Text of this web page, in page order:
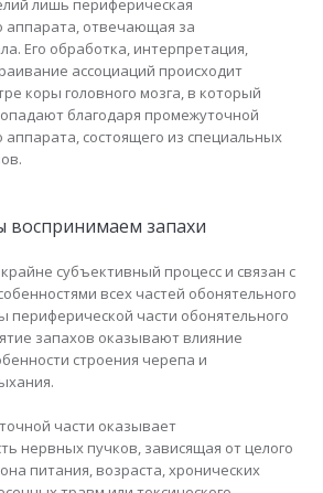
лишь периферическая
аппарата, отвечающая за
Его обработка, интерпретация,
ассоциаций происходит
коры головного мозга, в который
благодаря промежуточной
аппарата, состоящего из специальных
воспринимаем запахи
субъективный процесс и связан с
всех частей обонятельного
периферической части обонятельного
запахов оказывают влияние
строения черепа и
части оказывает
нервных пучков, зависящая от целого
питания, возраста, хронических